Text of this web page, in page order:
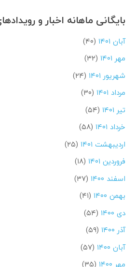
بایگانی ماهانه اخبار و
آبان ۱۴۰۱
(۴۰)
مهر ۱۴۰۱
(۳۲)
شهریور ۱۴۰۱
(۲۴)
مرداد ۱۴۰۱
(۳۰)
تیر ۱۴۰۱
(۵۴)
خرداد ۱۴۰۱
(۵۸)
اردیبهشت ۱۴۰۱
(۲۵)
فروردین ۱۴۰۱
(۱۸)
اسفند ۱۴۰۰
(۳۷)
بهمن ۱۴۰۰
(۴۱)
دی ۱۴۰۰
(۵۴)
آذر ۱۴۰۰
(۵۹)
آبان ۱۴۰۰
(۵۷)
مهر ۱۴۰۰
(۳۵)